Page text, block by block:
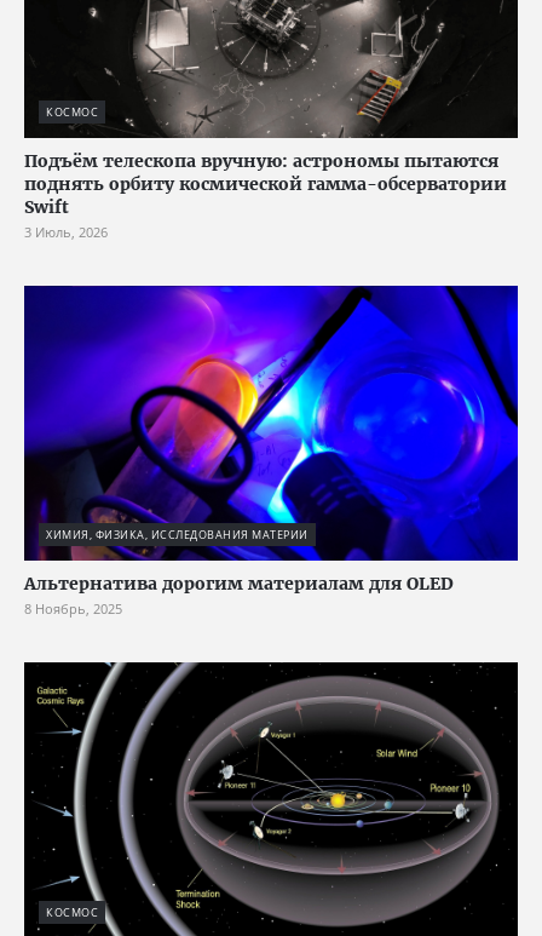
КОСМОС
Подъём телескопа вручную: астрономы пытаются
поднять орбиту космической гамма-обсерватории
Swift
3 Июль, 2026
ХИМИЯ, ФИЗИКА, ИССЛЕДОВАНИЯ МАТЕРИИ
Альтернатива дорогим материалам для OLED
8 Ноябрь, 2025
КОСМОС